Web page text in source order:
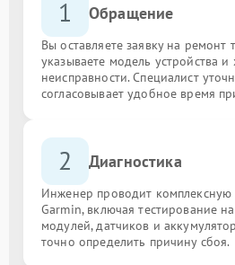
1 Обращение
Вы оставляете заявку на ремонт
указываете модель устройства и
неисправности. Специалист
согласовывает удобное время
2 Диагностика
Инженер проводит комплексную
Garmin, включая тестирование
модулей, датчиков и
точно определить причину сбоя.